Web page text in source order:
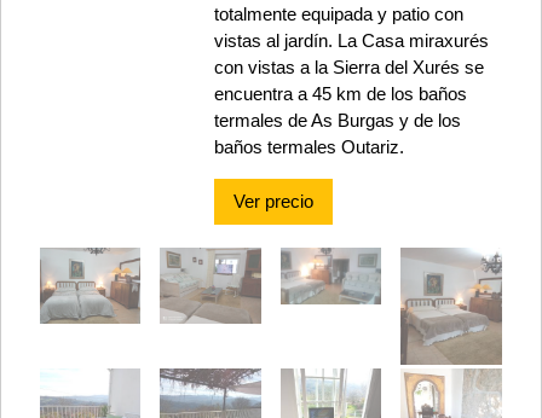
totalmente equipada y patio con
vistas al jardín. La Casa miraxurés
con vistas a la Sierra del Xurés se
encuentra a 45 km de los baños
termales de As Burgas y de los
baños termales Outariz.
Ver precio